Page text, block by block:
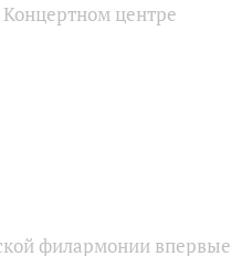
центре
филармонии впервые